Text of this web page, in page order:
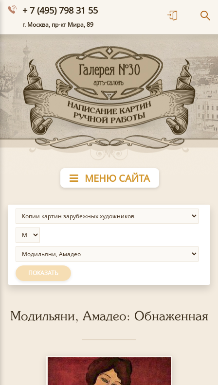
+ 7 (495) 798 31 55
г. Москва, пр-кт Мира, 89
МЕНЮ САЙТА
ПОКАЗАТЬ
Модильяни, Амадео: Обнаженная